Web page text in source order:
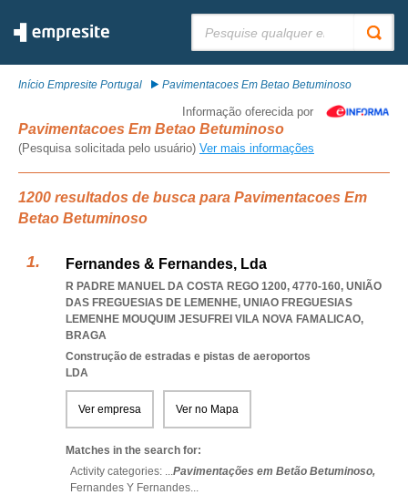
Início Empresite Portugal Pavimentacoes Em Betao Betuminoso
Informação oferecida por
Pavimentacoes Em Betao Betuminoso
(Pesquisa solicitada pelo usuário) Ver mais informações
1200 resultados de busca para Pavimentacoes Em
Betao Betuminoso
Fernandes & Fernandes, Lda
R PADRE MANUEL DA COSTA REGO 1200, 4770-160, UNIÃO
DAS FREGUESIAS DE LEMENHE, UNIAO FREGUESIAS
LEMENHE MOUQUIM JESUFREI VILA NOVA FAMALICAO,
BRAGA
Construção de estradas e pistas de aeroportos
LDA
Ver empresa Ver no Mapa
Matches in the search for:
Activity categories: ...Pavimentações em Betão Betuminoso,
Fernandes Y Fernandes...